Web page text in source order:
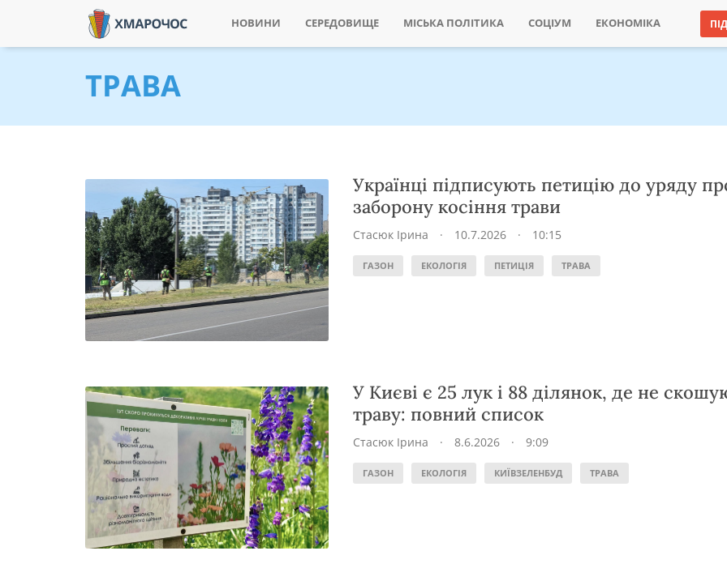
НОВИНИ СЕРЕДОВИЩЕ МІСЬКА ПОЛІТИКА СОЦІУМ ЕКОНОМІКА
ТРАВА
Українці підписують петицію до уряду
заборону косіння трави
Стасюк Ірина · 10.7.2026 · 10:15
ГАЗОН ЕКОЛОГІЯ ПЕТИЦІЯ ТРАВА
У Києві є 25 лук і 88 ділянок, де не
траву: повний список
Стасюк Ірина · 8.6.2026 · 9:09
ГАЗОН ЕКОЛОГІЯ КИЇВЗЕЛЕНБУД ТРАВА